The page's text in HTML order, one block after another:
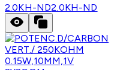
2.0KH-ND2.0KH-ND